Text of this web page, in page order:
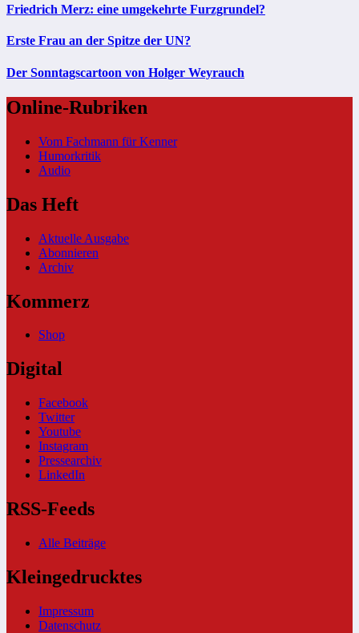
Friedrich Merz: eine umgekehrte Furzgrundel?
Erste Frau an der Spitze der UN?
Der Sonntagscartoon von Holger Weyrauch
Online-Rubriken
Vom Fachmann für Kenner
Humorkritik
Audio
Das Heft
Aktuelle Ausgabe
Abonnieren
Archiv
Kommerz
Shop
Digital
Facebook
Twitter
Youtube
Instagram
Pressearchiv
LinkedIn
RSS-Feeds
Alle Beiträge
Kleingedrucktes
Impressum
Datenschutz